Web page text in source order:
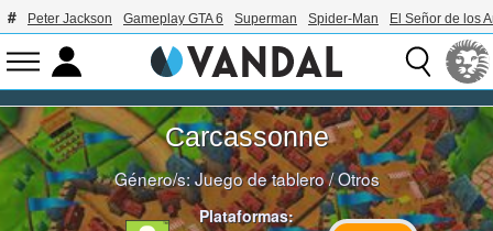
Peter Jackson Gameplay GTA 6 Superman Spider-Man El Señor de los
Carcassonne
Género/s:Juego de tablero/Otros
Plataformas: